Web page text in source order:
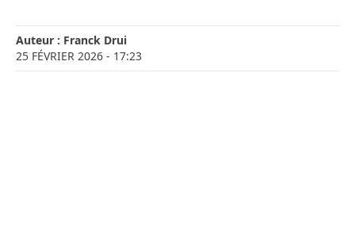
Auteur : Franck Drui
25 FÉVRIER 2026 - 17:23